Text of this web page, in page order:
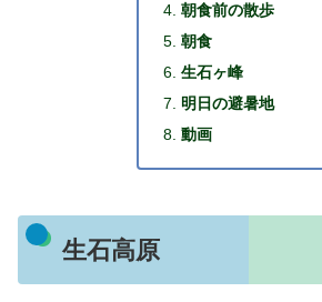
朝食前の散歩
朝食
生石ヶ峰
明日の避暑地
動画
生石高原